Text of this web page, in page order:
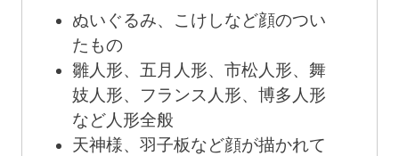
ぬいぐるみ、こけしなど顔のつい
たもの
雛人形、五月人形、市松人形、舞
妓人形、フランス人形、博多人形
など人形全般
天神様、羽子板など顔が描かれて